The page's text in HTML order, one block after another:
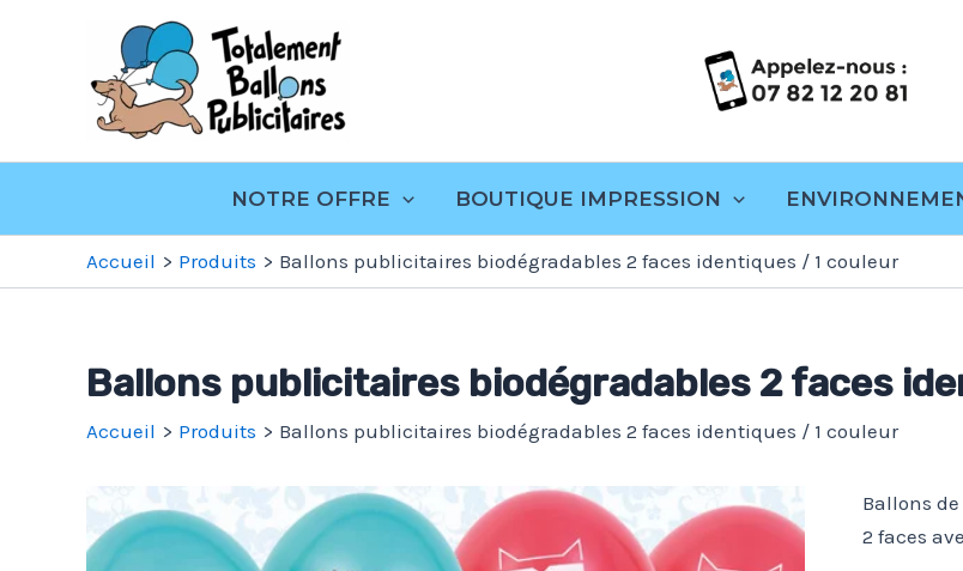
NOTRE OFFRE BOUTIQUE IMPRESSION
Accueil Produits Ballons publicitaires biodégradables 2 faces identiques / 1 couleur
Ballons publicitaires biodégradables 2 faces
Accueil Produits Ballons publicitaires biodégradables 2 faces identiques / 1 couleur
Ballons
2 faces